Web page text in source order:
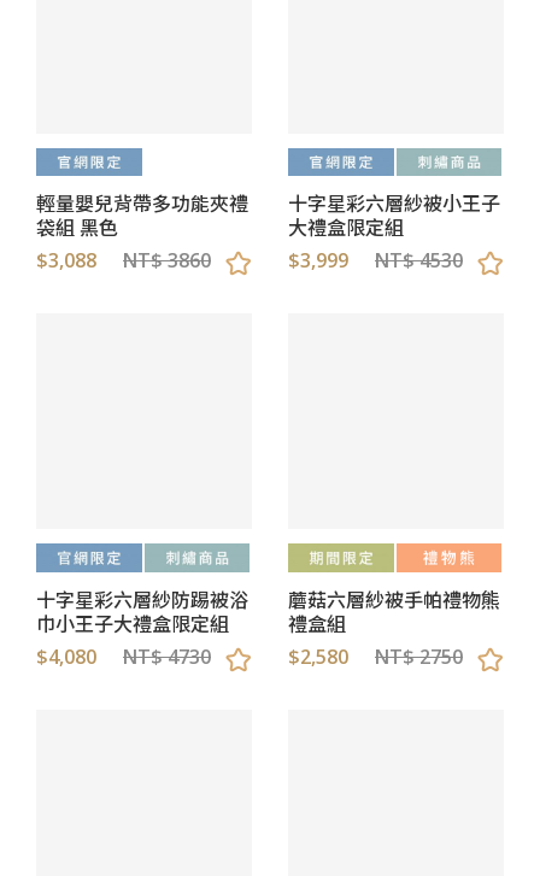
輕量嬰兒背帶多功能夾禮
袋組 黑色
$3,088 NT$ 3860
十字星彩六層紗被小王子
大禮盒限定組
$3,999 NT$ 4530
十字星彩六層紗防踢被浴
巾小王子大禮盒限定組
$4,080 NT$ 4730
蘑菇六層紗被手帕禮物熊
禮盒組
$2,580 NT$ 2750